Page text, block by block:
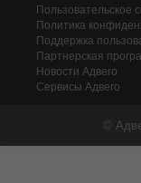
Пользовательское
Политика
Поддержка
Партнерская
Новости Адвего
Сервисы Адвего
©